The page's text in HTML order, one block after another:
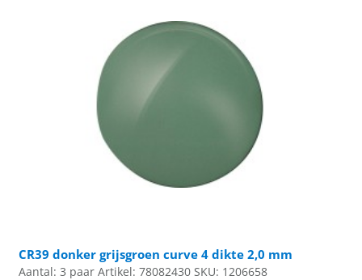
CR39 donker grijsgroen curve 4 dikte 2,0 mm
Aantal: 3 paar Artikel: 78082430 SKU: 1206658